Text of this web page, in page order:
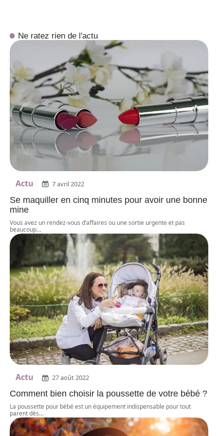
Ne ratez rien de l'actu
Actu 7 avril 2022
Se maquiller en cinq minutes pour avoir une bonne
mine
Vous avez un rendez-vous d’affaires ou une sortie urgente et pas
beaucoup…
Actu 27 août 2022
Comment bien choisir la poussette de votre bébé ?
La poussette pour bébé est un équipement indispensable pour tout
parent dès…